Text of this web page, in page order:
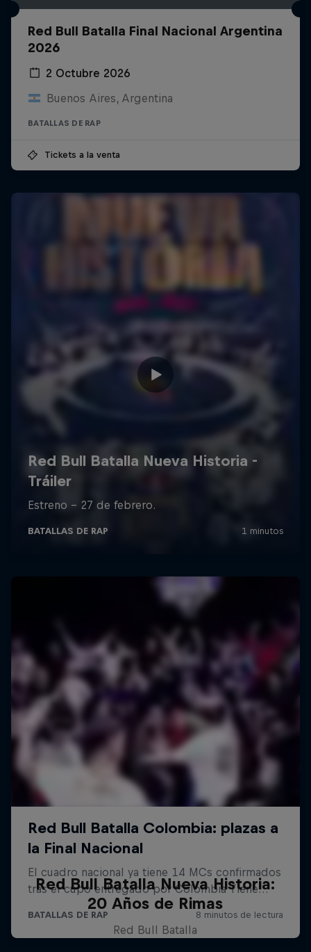
Red Bull Batalla Final Nacional Argentina
2026
2 Octubre 2026
Buenos Aires, Argentina
BATALLAS DE RAP
Tickets a la venta
Red Bull Batalla Nueva Historia:
20 Años de Rimas
Red Bull Batalla